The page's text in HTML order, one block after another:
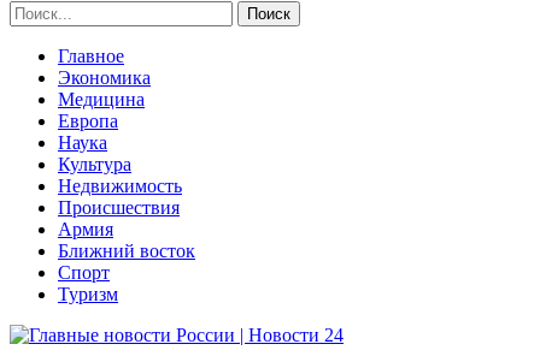
Главное
Экономика
Медицина
Европа
Наука
Культура
Недвижимость
Происшествия
Армия
Ближний восток
Спорт
Туризм